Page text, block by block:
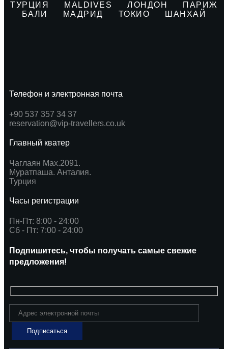
ТУРЦИЯ MALDIVES ЛОНДОН
ПАРИЖ
БАЛИ
МАДРИД ТОКИО ШАНХАЙ
Телефон и электронная почта
+90 537 357 34 37
reservation@vip-travellers.co.uk
Главный кватер
Чаглаян Мах.2091.
Муратпаша. Анталия.
Турция
Часы регистрации
Пн-Пт: 8:00 - 24:00
Сб - Пт: 7:00 - 24:00
Подпишитесь, чтобы получать самые свежие
предложения!